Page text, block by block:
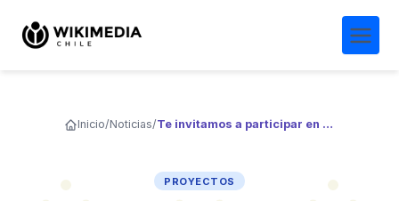
Inicio/Noticias/ Te invitamos a participar en Wiki Takes Santiago
PROYECTOS